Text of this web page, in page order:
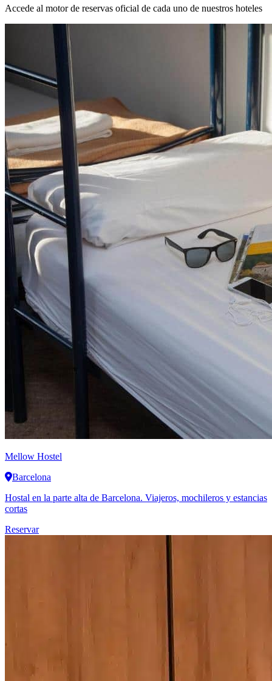
Accede al motor de reservas oficial de cada uno de nuestros hoteles
Mellow Hostel
Barcelona
Hostal en la parte alta de Barcelona. Viajeros, mochileros y estancias
cortas
Reservar